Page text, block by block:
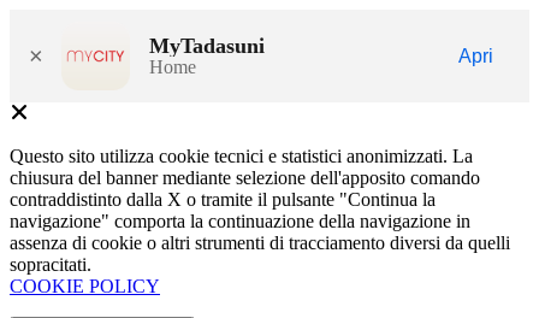
× MyTadasuni
Home
Apri
Questo sito utilizza cookie tecnici e statistici anonimizzati. La
chiusura del banner mediante selezione dell'apposito comando
contraddistinto dalla X o tramite il pulsante "Continua la
navigazione" comporta la continuazione della navigazione in
assenza di cookie o altri strumenti di tracciamento diversi da quelli
sopracitati.
COOKIE POLICY